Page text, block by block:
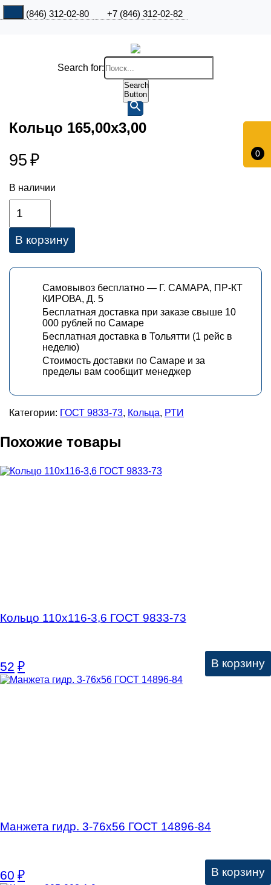
+7 (846) 312-02-80 +7 (846) 312-02-82
0
Search for:
Search
Button
Кольцо 165,00х3,00
95 ₽
В наличии
В корзину
Самовывоз бесплатно — Г. САМАРА, ПР-КТ
КИРОВА, Д. 5
Бесплатная доставка при заказе свыше 10
000 рублей по Самаре
Бесплатная доставка в Тольятти (1 рейс в
неделю)
Стоимость доставки по Самаре и за
пределы вам сообщит менеджер
Категории: ГОСТ 9833-73, Кольца, РТИ
Похожие товары
Кольцо 110х116-3,6 ГОСТ 9833-73
52 ₽ В корзину
Манжета гидр. 3-76х56 ГОСТ 14896-84
60 ₽ В корзину